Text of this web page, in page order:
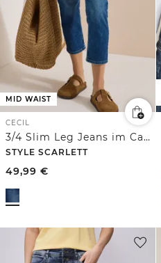
MID WAIST
CECIL
3/4 Slim Leg Jeans im Casual Fit
STYLE SCARLETT
49,99 €